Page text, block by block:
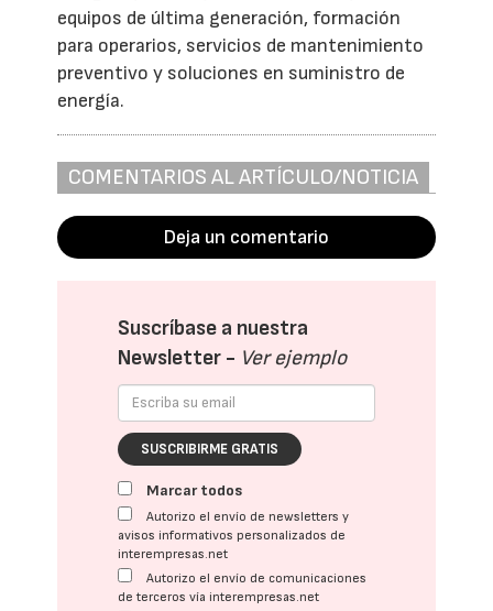
equipos de última generación, formación
para operarios, servicios de mantenimiento
preventivo y soluciones en suministro de
energía.
COMENTARIOS AL ARTÍCULO/NOTICIA
Deja un comentario
Suscríbase a nuestra
Newsletter - Ver ejemplo
SUSCRIBIRME GRATIS
Marcar todos
Autorizo el envío de newsletters y
avisos informativos personalizados de
interempresas.net
Autorizo el envío de comunicaciones
de terceros vía interempresas.net